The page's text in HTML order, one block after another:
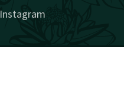
Instagram